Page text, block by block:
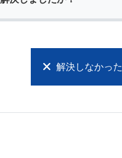
解決しなかった